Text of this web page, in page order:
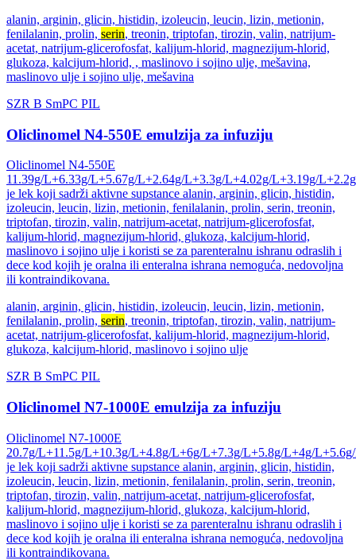
alanin, arginin, glicin, histidin, izoleucin, leucin, lizin, metionin,
fenilalanin, prolin, serin, treonin, triptofan, tirozin, valin, natrijum-
acetat, natrijum-glicerofosfat, kalijum-hlorid, magnezijum-hlorid,
glukoza, kalcijum-hlorid, , maslinovo i sojino ulje, mešavina,
maslinovo ulje i sojino ulje, mešavina
SZR B SmPC PIL
Oliclinomel N4-550E emulzija za infuziju
Oliclinomel N4-550E
11.39g/L+6.33g/L+5.67g/L+2.64g/L+3.3g/L+4.02g/L+3.19g/
je lek koji sadrži aktivne supstance alanin, arginin, glicin, histidin,
izoleucin, leucin, lizin, metionin, fenilalanin, prolin, serin, treonin,
triptofan, tirozin, valin, natrijum-acetat, natrijum-glicerofosfat,
kalijum-hlorid, magnezijum-hlorid, glukoza, kalcijum-hlorid,
maslinovo i sojino ulje i koristi se za parenteralnu ishranu odraslih i
dece kod kojih je oralna ili enteralna ishrana nemoguća, nedovoljna
ili kontraindikovana.
alanin, arginin, glicin, histidin, izoleucin, leucin, lizin, metionin,
fenilalanin, prolin, serin, treonin, triptofan, tirozin, valin, natrijum-
acetat, natrijum-glicerofosfat, kalijum-hlorid, magnezijum-hlorid,
glukoza, kalcijum-hlorid, maslinovo i sojino ulje
SZR B SmPC PIL
Oliclinomel N7-1000E emulzija za infuziju
Oliclinomel N7-1000E
20.7g/L+11.5g/L+10.3g/L+4.8g/L+6g/L+7.3g/L+5.8g/L+4g/
je lek koji sadrži aktivne supstance alanin, arginin, glicin, histidin,
izoleucin, leucin, lizin, metionin, fenilalanin, prolin, serin, treonin,
triptofan, tirozin, valin, natrijum-acetat, natrijum-glicerofosfat,
kalijum-hlorid, magnezijum-hlorid, glukoza, kalcijum-hlorid,
maslinovo i sojino ulje i koristi se za parenteralnu ishranu odraslih i
dece kod kojih je oralna ili enteralna ishrana nemoguća, nedovoljna
ili kontraindikovana.